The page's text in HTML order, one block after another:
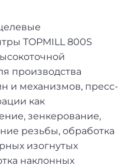
TOPMILL 800S
производства
и механизмов, пресс-
как
зенкерование,
резьбы, обработка
изогнутых
наклонных